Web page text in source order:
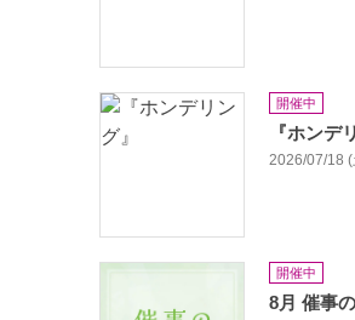
開催中
『ホンデ
2026/07/18
開催中
8月 催事